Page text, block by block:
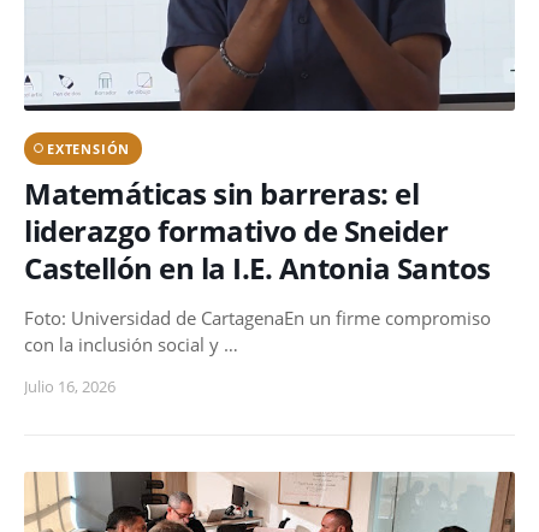
EXTENSIÓN
Matemáticas sin barreras: el
liderazgo formativo de Sneider
Castellón en la I.E. Antonia Santos
Foto: Universidad de CartagenaEn un firme compromiso
con la inclusión social y …
Julio 16, 2026